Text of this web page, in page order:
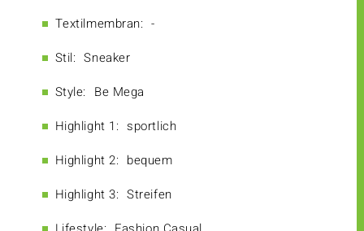
Textilmembran: -
Stil: Sneaker
Style: Be Mega
Highlight 1: sportlich
Highlight 2: bequem
Highlight 3: Streifen